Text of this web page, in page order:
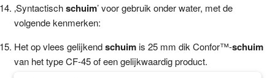
‚Syntactischschuim’ voor gebruik onder water, met de
volgende kenmerken:
Het op vlees gelijkendschuimis 25 mm dik Confor™-schuim
van het type CF-45 of een gelijkwaardig product.